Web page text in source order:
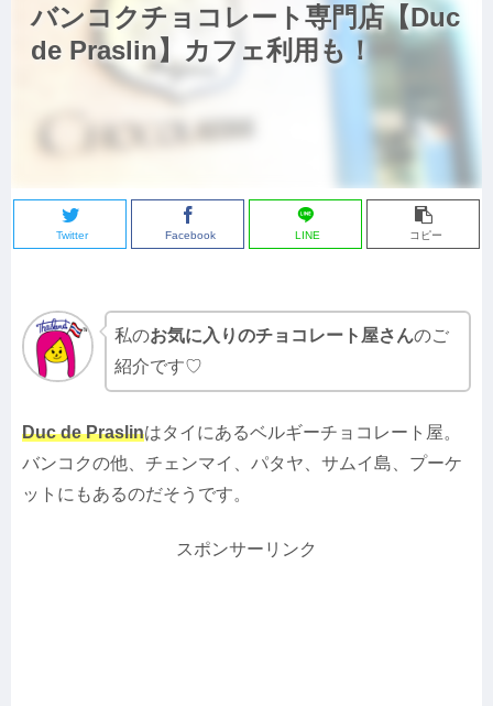
バンコクチョコレート専門店【Duc
de Praslin】カフェ利用も！
Twitter Facebook LINE コピー
私のお気に入りのチョコレート屋さんのご
紹介です♡
Duc de Praslinはタイにあるベルギーチョコレート屋。
バンコクの他、チェンマイ、パタヤ、サムイ島、プーケ
ットにもあるのだそうです。
スポンサーリンク